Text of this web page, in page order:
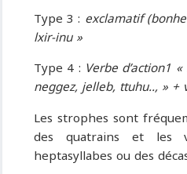
Type 3 : exclamatif
lxir-inu »
Type 4 : Verbe d’action1
neggez, jelleb, ttuhu.., » +
Les strophes sont
des quatrains et les
heptasyllabes ou des